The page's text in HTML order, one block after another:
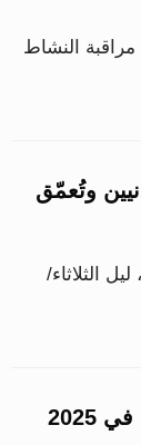
النشاط
وتُعمّق
الثلاثاء/